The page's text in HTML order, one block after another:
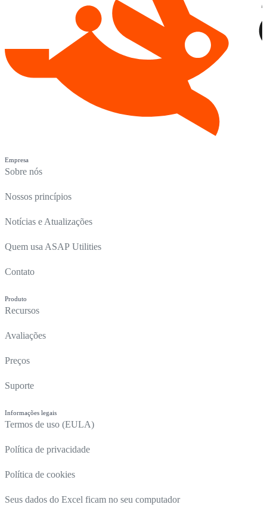
Empresa
Sobre nós
Nossos princípios
Notícias e Atualizações
Quem usa ASAP Utilities
Contato
Produto
Recursos
Avaliações
Preços
Suporte
Informações legais
Termos de uso (EULA)
Política de privacidade
Política de cookies
Seus dados do Excel ficam no seu computador